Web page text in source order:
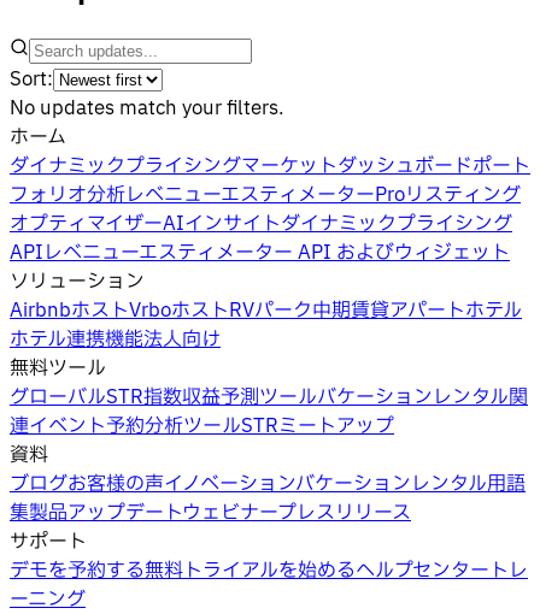
Sort:
No updates match your filters.
ホーム
ダイナミックプライシングマーケットダッシュボードポート
フォリオ分析レベニューエスティメーターProリスティング
オプティマイザーAIインサイトダイナミックプライシング
APIレベニューエスティメーター API およびウィジェット
ソリューション
AirbnbホストVrboホストRVパーク中期賃貸アパートホテル
ホテル連携機能法人向け
無料ツール
グローバルSTR指数収益予測ツールバケーションレンタル関
連イベント予約分析ツールSTRミートアップ
資料
ブログお客様の声イノベーションバケーションレンタル用語
集製品アップデートウェビナープレスリリース
サポート
デモを予約する無料トライアルを始めるヘルプセンタートレ
ーニング